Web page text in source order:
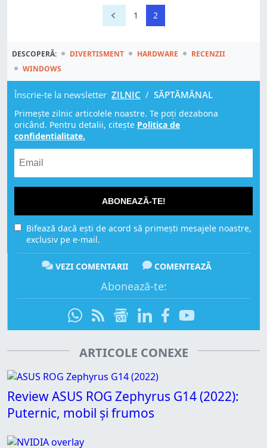
1 2
DESCOPERĂ: DIVERTISMENT HARDWARE
RECENZII
WINDOWS
Înscrie-te la newsletter ZILNIC / SĂPTĂMÂNAL
Primește zilnic articolele noastre. Te poți dezabona
oricând. Pentru detalii, citește Politica de
confidențialitate.
ABONEAZĂ-TE!
Bifează dacă ești de acord să primești mesajele noastre,
exclusiv pe e-mail.
VEZI COMENTARII COMENTEAZĂ
Abonează-te:
ARTICOLE CONEXE
Review ASUS ROG Zephyrus G14 (2022):
Puternic, mobil și frumos